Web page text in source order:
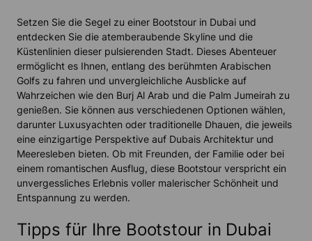
Setzen Sie die Segel zu einer Bootstour in Dubai und
entdecken Sie die atemberaubende Skyline und die
Küstenlinien dieser pulsierenden Stadt. Dieses Abenteuer
ermöglicht es Ihnen, entlang des berühmten Arabischen
Golfs zu fahren und unvergleichliche Ausblicke auf
Wahrzeichen wie den Burj Al Arab und die Palm Jumeirah zu
genießen. Sie können aus verschiedenen Optionen wählen,
darunter Luxusyachten oder traditionelle Dhauen, die jeweils
eine einzigartige Perspektive auf Dubais Architektur und
Meeresleben bieten. Ob mit Freunden, der Familie oder bei
einem romantischen Ausflug, diese Bootstour verspricht ein
unvergessliches Erlebnis voller malerischer Schönheit und
Entspannung zu werden.
Tipps für Ihre Bootstour in Dubai